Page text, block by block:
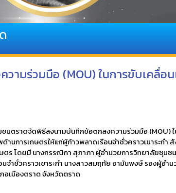
มร่วมมือ (MOU) ในการขับเคลื่อ
ตราดจัดพิธีลงนามบันทึกข้อตกลงความร่วมมือ (MOU)
านการเกษตรให้แก่ผู้ก้าวพลาดเรือนจำชั่วคราวเขาระ
ษตร โดยมี นางกรรณิกา สุภาภา ผู้อำนวยการวิทยาลัย
จำชั่วคราวเขาระกำ นางสาวสมฤทัย อามันพงษ์ รองผู้
อเมืองตราด จังหวัดตราด